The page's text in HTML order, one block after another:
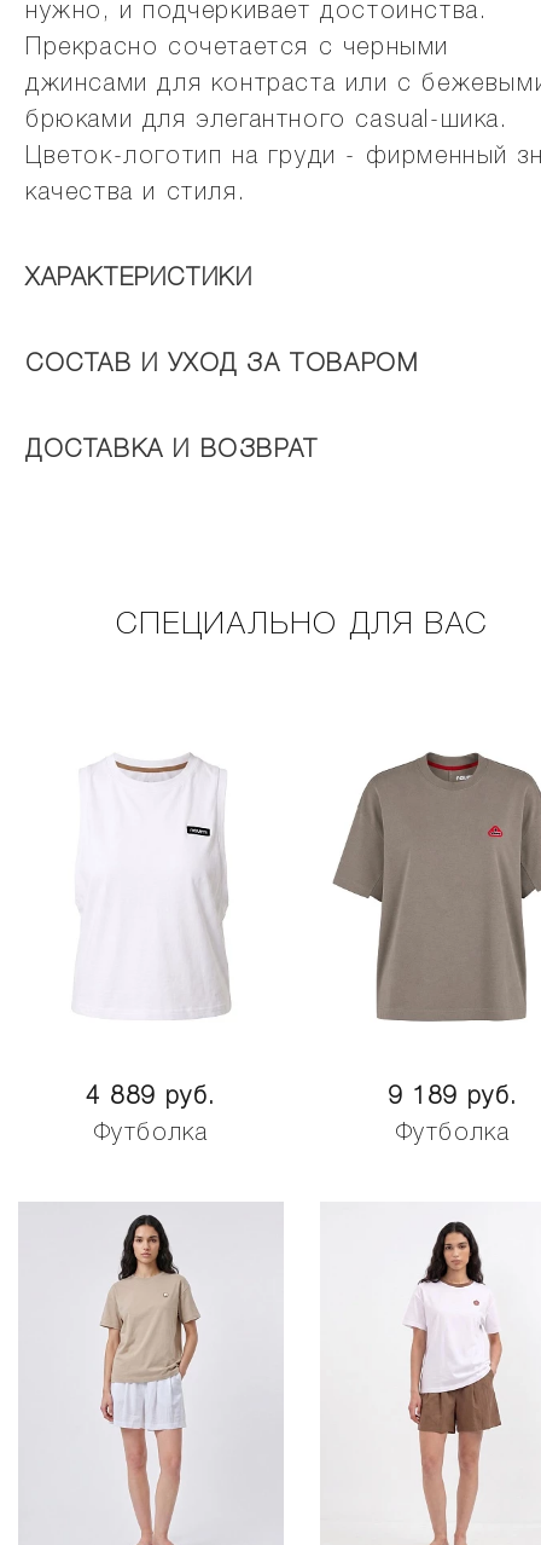
нужно, и подчеркивает достоинства.
Прекрасно сочетается с черными
джинсами для контраста или с
брюками для элегантного casual-шика.
Цветок-логотип на груди - фирменный
качества и стиля.
ХАРАКТЕРИСТИКИ
СОСТАВ И УХОД ЗА ТОВАРОМ
ДОСТАВКА И ВОЗВРАТ
СПЕЦИАЛЬНО ДЛЯ ВАС
4 889 руб.
Футболка
9 189 руб.
Футболка